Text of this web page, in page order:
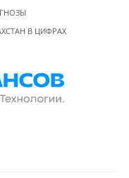
В ЦИФРАХ